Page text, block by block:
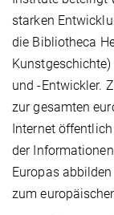
starken
die Bibliotheca
und -Entwickler.
zur gesamten
Internet
der
Europas
zum